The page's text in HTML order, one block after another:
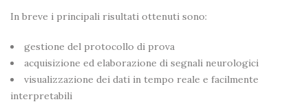
In breve i principali risultati ottenuti sono:
gestione del protocollo di prova
acquisizione ed elaborazione di segnali neurologici
visualizzazione dei dati in tempo reale e facilmente
interpretabili